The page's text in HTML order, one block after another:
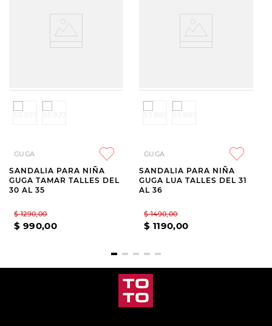
GUGA
SANDALIA PARA NIÑA
GUGA TAMAR TALLES DEL
30 AL 35
$ 1290,00
$ 990,00
GUGA
SANDALIA PARA NIÑA
GUGA LUA TALLES DEL 31
AL 36
$ 1490,00
$ 1190,00